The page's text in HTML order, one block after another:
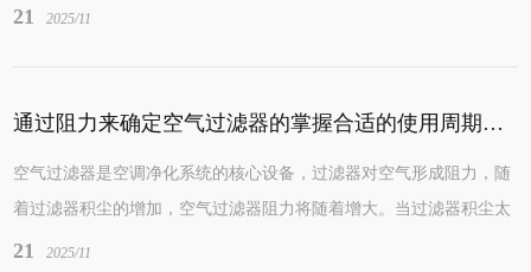
剧烈的振动和碰撞。 1 对于高效空气过滤...
21 2025/11
通过阻力来确定空气过滤器的掌握合适的使用周期及更换时间
空气过滤器是空调净化系统的核心设备，过滤器对空气形成阻力，随
着过滤器积尘的增加，空气过滤器阻力将随着增大。当过滤器积尘太
多，阻力过高，将使过滤器通过风量降低，或...
21 2025/11